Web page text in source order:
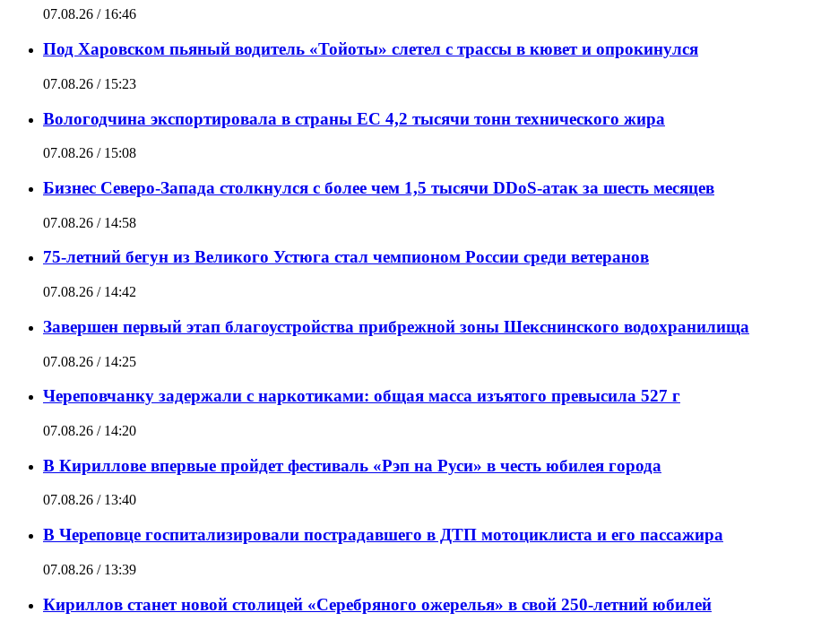
07.08.26 / 16:46
Под Харовском пьяный водитель «Тойоты» слетел с трассы в кювет и опрокинулся
07.08.26 / 15:23
Вологодчина экспортировала в страны ЕС 4,2 тысячи тонн технического жира
07.08.26 / 15:08
Бизнес Северо-Запада столкнулся с более чем 1,5 тысячи DDoS-атак за шесть месяцев
07.08.26 / 14:58
75-летний бегун из Великого Устюга стал чемпионом России среди ветеранов
07.08.26 / 14:42
Завершен первый этап благоустройства прибрежной зоны Шекснинского водохранилища
07.08.26 / 14:25
Череповчанку задержали с наркотиками: общая масса изъятого превысила 527 г
07.08.26 / 14:20
В Кириллове впервые пройдет фестиваль «Рэп на Руси» в честь юбилея города
07.08.26 / 13:40
В Череповце госпитализировали пострадавшего в ДТП мотоциклиста и его пассажира
07.08.26 / 13:39
Кириллов станет новой столицей «Серебряного ожерелья» в свой 250-летний юбилей